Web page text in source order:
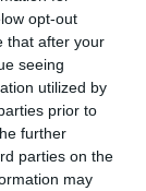
opt-out
that after your
seeing
utilized by
prior to
further
parties on the
may